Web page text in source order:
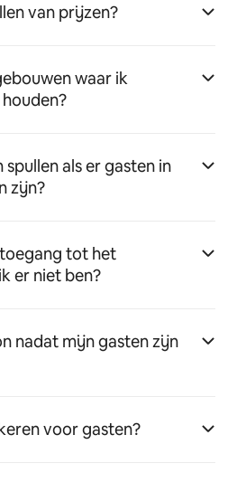
van prijzen?
waar ik
als er gasten in
zijn?
tot het
er niet ben?
nadat mijn gasten zijn
voor gasten?